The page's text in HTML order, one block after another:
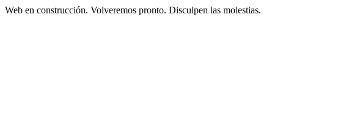
Web en construcción. Volveremos pronto. Disculpen las molestias.